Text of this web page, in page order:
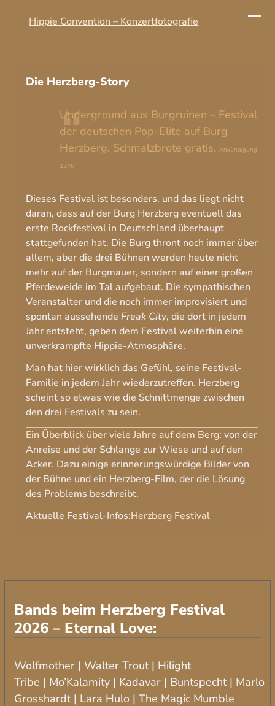
Hippie Convention – Konzertfotografie
Die Herzberg-Story
Underground aus Burgruinen – Festival
der deutschen Pop-Elite auf Burg
Herzberg. Schmalzbrote gratis.Ankündigung
1970
Dieses Festival ist besonders, und das liegt nicht
daran, dass auf der Burg Herzberg eventuell das
erste Rockfestival in Deutschland überhaupt
stattgefunden hat. Die Burg thront noch immer über
allem, aber die drei Bühnen werden heute nicht
mehr auf der Burgmauer, sondern auf einer großen
Pferdeweide im Tal aufgebaut. Die sympathischen
Veranstalter und die noch immer improvisiert und
spontan aussehende Freak City, die dort in jedem
Jahr entsteht, geben dem Festival weiterhin eine
unverkrampfte Hippie-Atmosphäre.
Man hat hier wirklich das Gefühl, seine Festival-
Familie in jedem Jahr wiederzutreffen. Herzberg
scheint so etwas wie die Schnittmenge zwischen
den drei Festivals zu sein.
Ein Überblick über viele Jahre auf dem Berg: von der
Anreise und der Schlange zur Wiese und auf den
Acker. Dazu einige erinnerungswürdige Bilder von
der Bühne und ein Herzberg-Film, der die Lösung
des Problems beschreibt.
Aktuelle Festival-Infos:Herzberg Festival
Bands beim Herzberg Festival
2026 – Eternal Love:
Wolfmother | Walter Trout | Hilight
Tribe | Mo’Kalamity | Kadavar | Buntspecht | Marlo
Grosshardt | Lara Hulo | The Magic Mumble